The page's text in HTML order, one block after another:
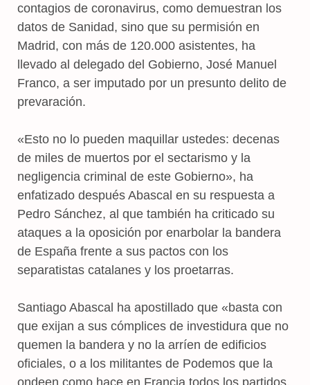
contagios de coronavirus, como demuestran los
datos de Sanidad, sino que su permisión en
Madrid, con más de 120.000 asistentes, ha
llevado al delegado del Gobierno, José Manuel
Franco, a ser imputado por un presunto delito de
prevaración.
«Esto no lo pueden maquillar ustedes: decenas
de miles de muertos por el sectarismo y la
negligencia criminal de este Gobierno», ha
enfatizado después Abascal en su respuesta a
Pedro Sánchez, al que también ha criticado su
ataques a la oposición por enarbolar la bandera
de España frente a sus pactos con los
separatistas catalanes y los proetarras.
Santiago Abascal ha apostillado que «basta con
que exijan a sus cómplices de investidura que no
quemen la bandera y no la arríen de edificios
oficiales, o a los militantes de Podemos que la
ondeen como hace en Francia todos los partidos.